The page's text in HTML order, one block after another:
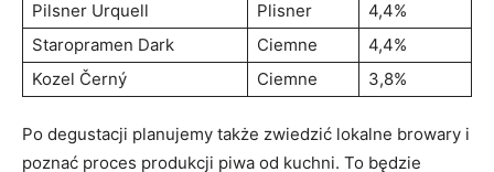
Pilsner Urquell
Plisner
4,4%
Staropramen Dark
Ciemne
4,4%
Kozel ‌Černý
Ciemne 3,8%
Po ‌degustacji planujemy także zwiedzić lokalne ‍browary i
poznać proces produkcji piwa od kuchni. To będzie